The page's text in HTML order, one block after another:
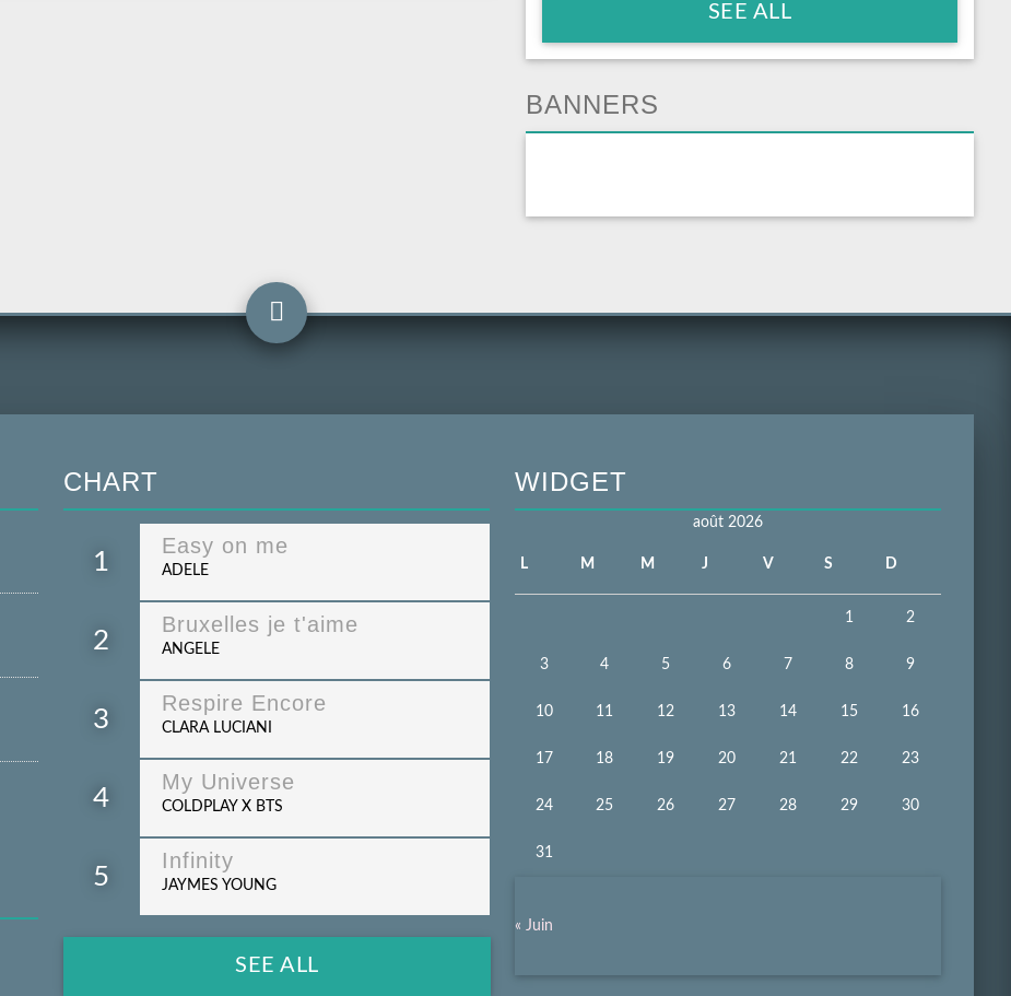
SEE ALL
BANNERS
CHART
1
Easy on me
ADELE
2
Bruxelles je t'aime
ANGELE
3
Respire Encore
CLARA LUCIANI
4
My Universe
COLDPLAY X BTS
5
Infinity
JAYMES YOUNG
SEE ALL
WIDGET
août 2026
L M M J V S D
1 2
3 4 5 6 7 8 9
10 11 12 13 14 15 16
17 18 19 20 21 22 23
24 25 26 27 28 29 30
31
« Juin